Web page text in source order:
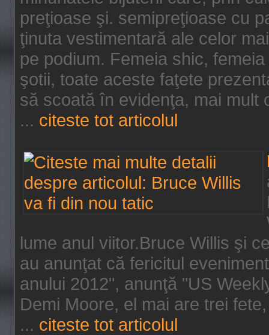
preţioase şi. semipreţioase cu
ţinuta vestimentară ale celor
pe podium. Femeia shic,
şotii, toate aceste faţete
să scoată în evidenţa, mai mult
... citeste tot articolul
lume anul viitor.Bruce Willis şi
au anunţat că fericitul
anului 2012", anunţă "US
Demi Moore, el mai are trei
... citeste tot articolul